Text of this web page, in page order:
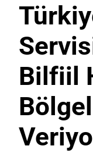
Bilfiil